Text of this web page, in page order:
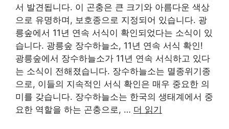
서 발견됩니다. 이 곤충은 큰 크기와 아름다운 색상
으로 유명하며, 보호종으로 지정되어 있습니다. 광
릉숲에서 11년 연속 서식이 확인되었다는 소식이 있
습니다. 광릉숲 장수하늘소, 11년 연속 서식 확인!
광릉숲에서 장수하늘소가 11년 연속 서식하고 있다
는 소식이 전해졌습니다. 장수하늘소는 멸종위기종
으로, 이들의 지속적인 서식 확인은 매우 중요한 의
미를 갖습니다. 장수하늘소는 한국의 생태계에서 중
요한 역할을 하는 곤충으로, … 더 읽기